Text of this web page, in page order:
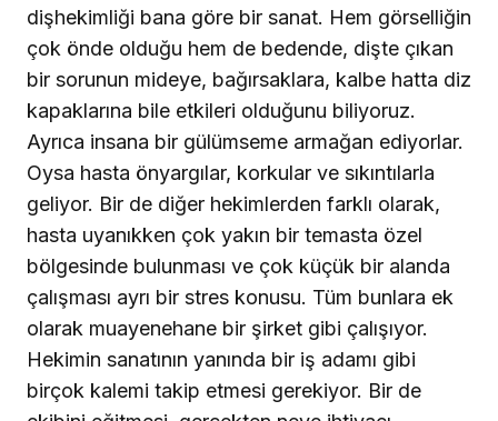
dişhekimliği bana göre bir sanat. Hem görselliğin
çok önde olduğu hem de bedende, dişte çıkan
bir sorunun mideye, bağırsaklara, kalbe hatta diz
kapaklarına bile etkileri olduğunu biliyoruz.
Ayrıca insana bir gülümseme armağan ediyorlar.
Oysa hasta önyargılar, korkular ve sıkıntılarla
geliyor. Bir de diğer hekimlerden farklı olarak,
hasta uyanıkken çok yakın bir temasta özel
bölgesinde bulunması ve çok küçük bir alanda
çalışması ayrı bir stres konusu. Tüm bunlara ek
olarak muayenehane bir şirket gibi çalışıyor.
Hekimin sanatının yanında bir iş adamı gibi
birçok kalemi takip etmesi gerekiyor. Bir de